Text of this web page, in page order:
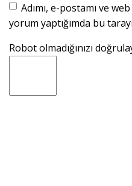
Adımı, e-postamı ve
yorum yaptığımda bu
Robot olmadığınızı